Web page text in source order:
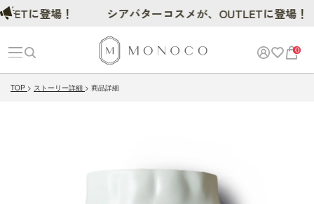
0
TOP ストーリー詳細 商品詳細
登場！ シアバターコスメが、OUTLETに登場！